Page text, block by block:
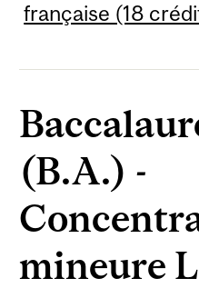
française (18
(B.A.) -
mineure